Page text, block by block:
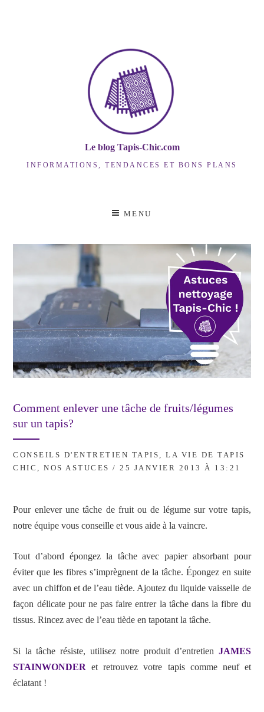
Le blog Tapis-Chic.com
INFORMATIONS, TENDANCES ET BONS PLANS
MENU
Comment enlever une tâche de fruits/légumes
sur un tapis?
CONSEILS D'ENTRETIEN TAPIS ,LA VIE DE TAPIS
CHIC
,NOS ASTUCES / 25 JANVIER 2013 À 13:21
Pour enlever une tâche de fruit ou de légume sur votre tapis,
notre équipe vous conseille et vous aide à la vaincre.
Tout d’abord épongez la tâche avec papier absorbant pour
éviter que les fibres s’imprègnent de la tâche. Épongez en suite
avec un chiffon et de l’eau tiède. Ajoutez du liquide vaisselle de
façon délicate pour ne pas faire entrer la tâche dans la fibre du
tissus. Rincez avec de l’eau tiède en tapotant la tâche.
Si la tâche résiste, utilisez notre produit d’entretien JAMES
STAINWONDER et retrouvez votre tapis comme neuf et
éclatant !